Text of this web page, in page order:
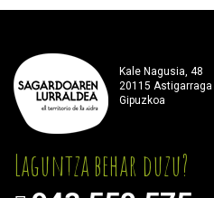
Kale Nagusia, 48
20115 Astigarraga
Gipuzkoa
Laguntza behar duzu?